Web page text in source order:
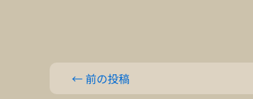
←前の投稿